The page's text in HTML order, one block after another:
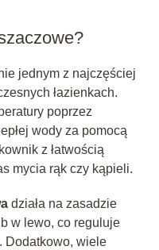
jednym z najczęściej
łazienkach.
poprzez
wody za pomocą
z łatwością
mycia rąk czy kąpieli.
działa na zasadzie
w lewo, co reguluje
Dodatkowo, wiele